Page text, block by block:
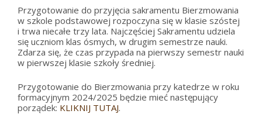
Przygotowanie do przyjęcia sakramentu Bierzmowania
w szkole podstawowej rozpoczyna się w klasie szóstej
i trwa niecałe trzy lata. Najczęściej Sakramentu udziela
się uczniom klas ósmych, w drugim semestrze nauki.
Zdarza się, że czas przypada na pierwszy semestr nauki
w pierwszej klasie szkoły średniej.
Przygotowanie do Bierzmowania przy katedrze w roku
formacyjnym 2024/2025 będzie mieć następujący
porządek: KLIKNIJ TUTAJ.